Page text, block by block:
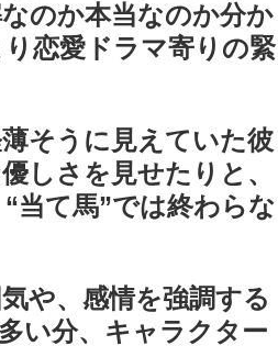
のか本当なのか分か
恋愛ドラマ寄りの緊
そうに見えていた彼
しさを見せたりと、
当て馬”では終わらな
や、感情を強調する
い分、キャラクター